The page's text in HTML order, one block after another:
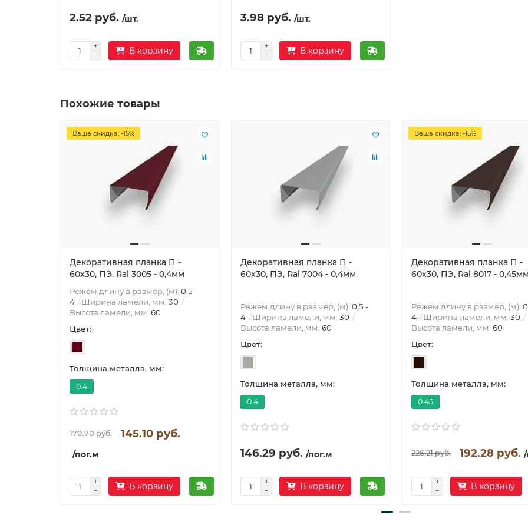
2.52 руб. /шт.
В корзину
3.98 руб. /шт.
В корзину
Похожие товары
Ваша скидка: -15%
Декоративная планка П -
60х30, ПЭ, Ral 3005 - 0,4мм
Режем длину в размер, (м): 0,5 -
4
Ширина ламели, мм: 30
Высота ламели, мм: 60
Цвет:
Толщина металла, мм:
0.4
170.70 руб. 145.10 руб.
/пог.м
В корзину
Декоративная планка П -
60х30, ПЭ, Ral 7004 - 0,4мм
Режем длину в размер, (м): 0,5 -
4
Ширина ламели, мм: 30
Высота ламели, мм: 60
Цвет:
Толщина металла, мм:
0.4
146.29 руб. /пог.м
В корзину
Ваша скидка: -15%
Декоративная планка П -
60х30, ПЭ, Ral 8017 - 0,45мм
Режем длину в размер, (м):
4
Ширина ламели, мм: 30
Высота ламели, мм: 60
Цвет:
Толщина металла, мм:
0.45
226.21 руб. 192.28 руб.
В корзину